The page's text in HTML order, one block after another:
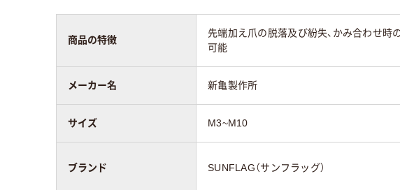
商品の特徴
先端加え爪の脱落及び紛失、かみ合わせ時
可能
メーカー名 新亀製作所
サイズ M3~M10
ブランド SUNFLAG（サンフラッグ）